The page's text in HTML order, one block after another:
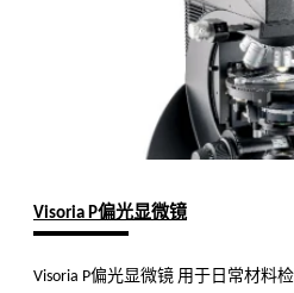
Visoria P偏光显微镜
Visoria P偏光显微镜 用于日常材料